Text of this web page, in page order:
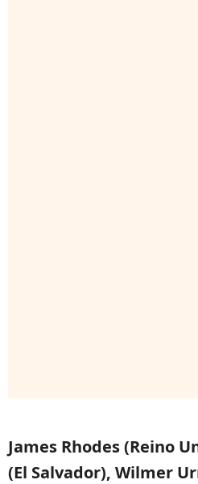
James Rhodes (Reino
(El Salvador), Wilmer